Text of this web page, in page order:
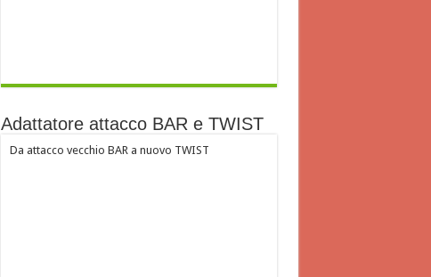
Adattatore attacco BAR e TWIST
Da attacco vecchio BAR a nuovo TWIST